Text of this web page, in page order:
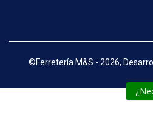
©Ferretería M&S - 2026,